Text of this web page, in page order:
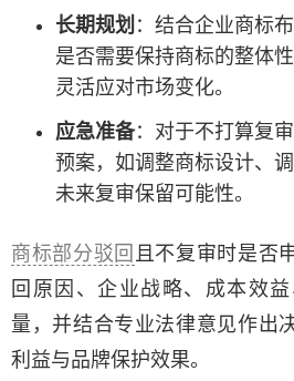
长期规划 ：结合企业商标
是否需要保持商标的整体
灵活应对市场变化。
应急准备：对于不打算复
预案，如调整商标设计、
未来复审保留可能性。
商标部分驳回 且不复审时是否
回原因、企业战略、成本效
量，并结合专业法律意见作出
利益与品牌保护效果。